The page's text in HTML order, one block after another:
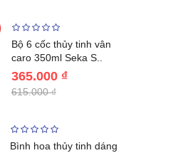
Bộ 6 cốc thủy tinh vân
caro 350ml Seka S..
365.000 ₫
615.000 ₫
Bình hoa thủy tinh dáng